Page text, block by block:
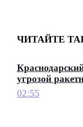
ЧИТАЙТЕ
угрозой
02:55